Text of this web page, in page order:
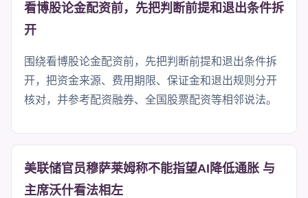
看博股论金配资前，先把判断前提和退出条件拆
开
围绕看博股论金配资前，先把判断前提和退出条件拆
开，把资金来源、费用期限、保证金和退出规则分开
核对，并参考配资融券、全国股票配资等相邻说法。
美联储官员穆萨莱姆称不能指望AI降低通胀 与
主席沃什看法相左